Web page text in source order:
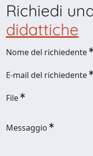
Richiedi
didattiche
Nome del richiedente
E-mail del richiedente
File
Messaggio